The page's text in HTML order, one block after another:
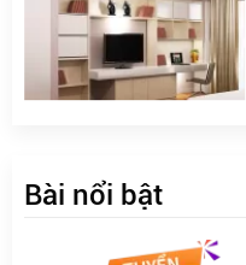
Bài nổi bật